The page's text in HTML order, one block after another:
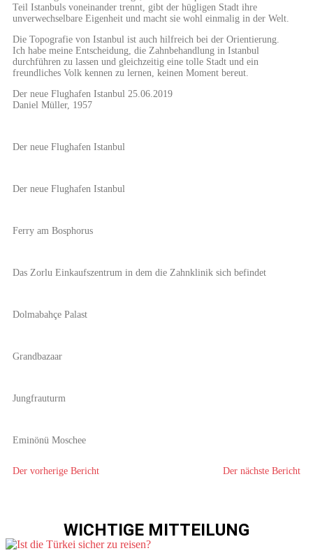
Teil Istanbuls voneinander trennt, gibt der hügligen Stadt ihre
unverwechselbare Eigenheit und macht sie wohl einmalig in der Welt.
Die Topografie von Istanbul ist auch hilfreich bei der Orientierung.
Ich habe meine Entscheidung, die Zahnbehandlung in Istanbul
durchführen zu lassen und gleichzeitig eine tolle Stadt und ein
freundliches Volk kennen zu lernen, keinen Moment bereut.
Der neue Flughafen Istanbul 25.06.2019
Daniel Müller, 1957
Der neue Flughafen Istanbul
Der neue Flughafen Istanbul
Ferry am Bosphorus
Das Zorlu Einkaufszentrum in dem die Zahnklinik sich befindet
Dolmabahçe Palast
Grandbazaar
Jungfrauturm
Eminönü Moschee
Der vorherige Bericht Der nächste Bericht
WICHTIGE MITTEILUNG